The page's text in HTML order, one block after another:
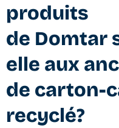
produits
de Domtar
elle aux
de carton-
recyclé?